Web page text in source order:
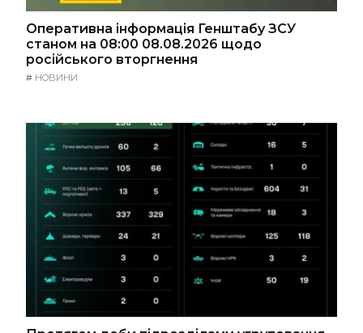
Оперативна інформація Генштабу ЗСУ
станом на 08:00 08.08.2026 щодо
російського вторгнення
# НОВИНИ